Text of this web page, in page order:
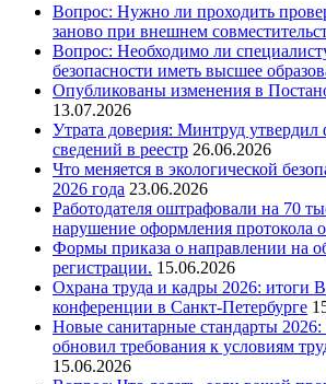
Вопрос: Нужно ли проходить
заново при внешнем
Вопрос: Необходимо ли
безопасности иметь высшее
Опубликованы изменения в
13.07.2026
Утрата доверия: Минтруд
сведений в реестр 26.06.2026
Что меняется в экологической
2026 года 23.06.2026
Работодателя оштрафовали на 70
нарушение оформления протокола
Формы приказа о направлении на
регистрации. 15.06.2026
Охрана труда и кадры 2026: итоги
конференции в Санкт-Петербурге
Новые санитарные стандарты 2026:
обновил требования к условиям
15.06.2026